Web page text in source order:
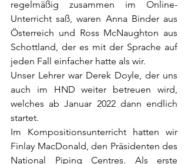
regelmäßig zusammen im Online-
Unterricht saß, waren Anna Binder aus
Österreich und Ross McNaughton aus
Schottland, der es mit der Sprache auf
jeden Fall einfacher hatte als wir.
Unser Lehrer war Derek Doyle, der uns
auch im HND weiter betreuen wird,
welches ab Januar 2022 dann endlich
startet.
Im Kompositionsunterricht hatten wir
Finlay MacDonald, den Präsidenten des
National Piping Centres. Als erste